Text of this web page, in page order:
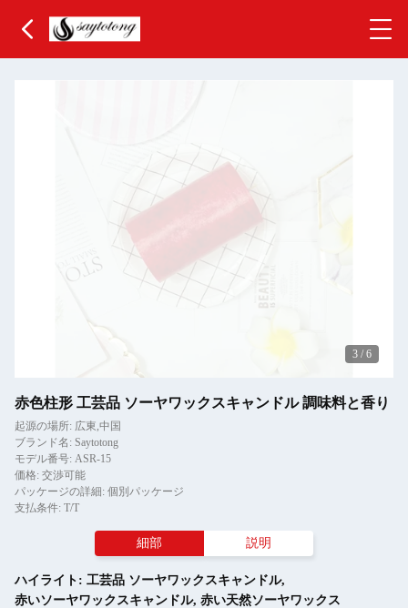
3 / 6
赤色柱形 工芸品 ソーヤワックスキャンドル 調味料と香り
起源の場所: 広東,中国
ブランド名: Saytotong
モデル番号: ASR-15
価格: 交渉可能
パッケージの詳細: 個別パッケージ
支払条件: T/T
細部 説明
ハイライト: 工芸品 ソーヤワックスキャンドル,
赤いソーヤワックスキャンドル, 赤い天然ソーヤワックス